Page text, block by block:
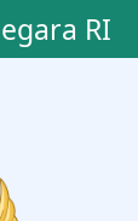
RI